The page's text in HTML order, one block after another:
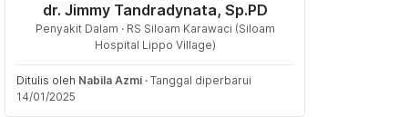
dr. Jimmy Tandradynata, Sp.PD
Penyakit Dalam · RS Siloam Karawaci (Siloam
Hospital Lippo Village)
Ditulis oleh Nabila Azmi · Tanggal diperbarui
14/01/2025